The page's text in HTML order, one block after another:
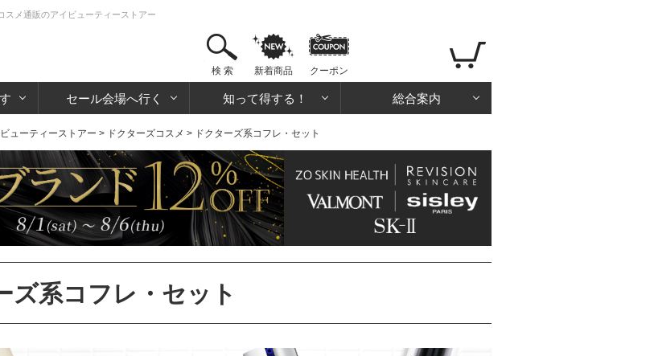
スメ通販のアイビューティーストアー
検 索 新着商品 クーポン
セール会場へ行く 知って得する！ 総合案内
ューティーストアー > ドクターズコスメ > ドクターズ系コフレ・セット
ズ系コフレ・セット